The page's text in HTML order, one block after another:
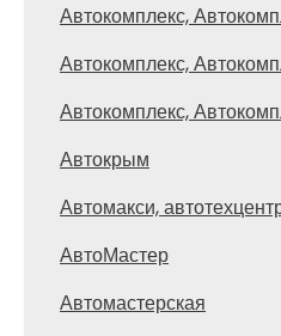
Автокомплекс,
Автокомплекс,
Автокомплекс,
Автокрым
Автомакси,
АвтоМастер
Автомастерская